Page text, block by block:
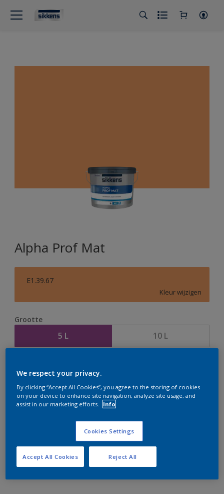
Alpha Prof Mat
E1.39.67
Kleur wijzigen
Grootte
5 L 10 L
Bereken
Op dit moment is het niet mogelijk dit product online
te bestellen. Houd de website in de gaten, we werken
er hard aan om de voorraad aan te vullen.
We respect your privacy.
By clicking “Accept All Cookies”, you agree to the storing of cookies
on your device to enhance site navigation, analyze site usage, and
assist in our marketing efforts.
Info
Cookies Settings
Reject All
Accept All Cookies